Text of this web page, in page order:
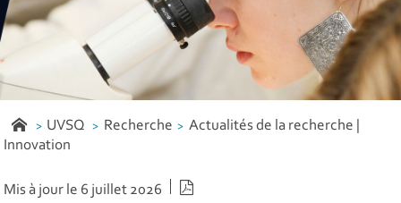
UVSQ Recherche
Actualités de la recherche |
Innovation
Mis à jour le 6 juillet 2026